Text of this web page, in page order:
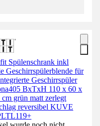
Spülenschrank inkl
Geschirrspülerblende für
Geschirrspüler
BxTxH 110 x 60 x
cm grün matt zerlegt
reversibel KUVE